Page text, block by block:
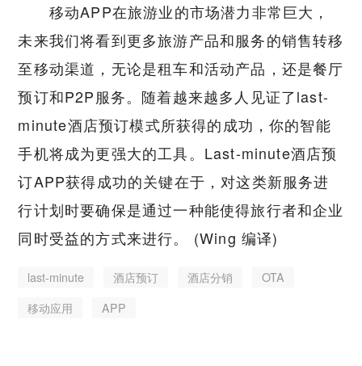
移动APP在旅游业的市场潜力非常巨大，
未来我们将看到更多旅游产品和服务的销售转移
至移动渠道，无论是租车和活动产品，还是餐厅
预订和P2P服务。随着越来越多人见证了last-
minute酒店预订模式所获得的成功，你的智能
手机将成为更强大的工具。Last-minute酒店预
订APP获得成功的关键在于，对这类新服务进
行计划时要确保是通过一种能使得旅行者和企业
同时受益的方式来进行。 (Wing 编译)
last-minute 酒店预订 酒店分销
OTA
移动应用
APP